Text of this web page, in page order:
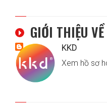
GIỚI THIỆU
KKD
Xem hồ sơ